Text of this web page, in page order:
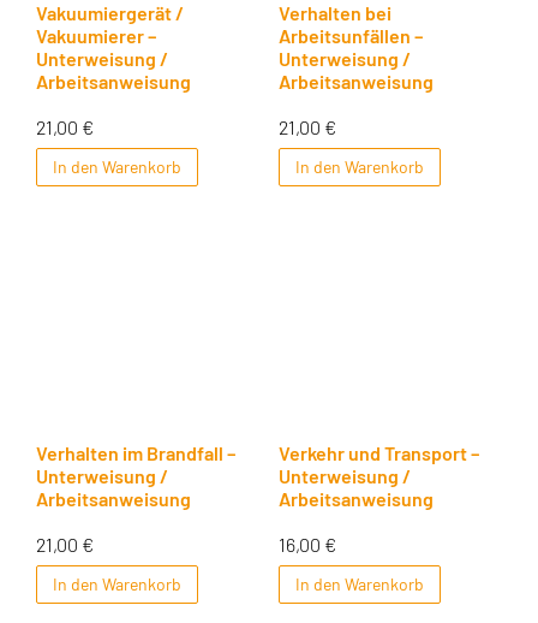
Vakuumiergerät /
Vakuumierer –
Unterweisung /
Arbeitsanweisung
21,00 €
In den Warenkorb
Verhalten bei
Arbeitsunfällen –
Unterweisung /
Arbeitsanweisung
21,00 €
In den Warenkorb
Verhalten im Brandfall –
Unterweisung /
Arbeitsanweisung
21,00 €
In den Warenkorb
Verkehr und Transport –
Unterweisung /
Arbeitsanweisung
16,00 €
In den Warenkorb